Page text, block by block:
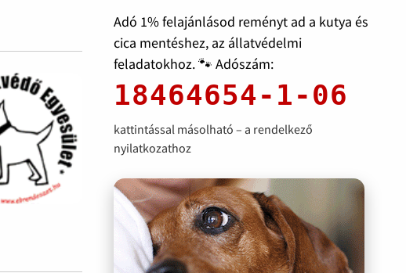
Adó 1% felajánlásod reményt ad a kutya és
cica mentéshez, az állatvédelmi
feladatokhoz. 🐾 Adószám:
18464654-1-06
kattintással másolható – a rendelkező
nyilatkozathoz